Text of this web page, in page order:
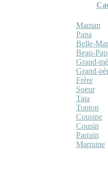
Maman
Papa
Belle-
Beau-
Grand-
Grand-
Frère
Soeur
Tata
Tonton
Cousine
Cousin
Parrain
Marraine